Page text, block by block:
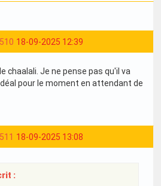
18-09-2025 12:39
chaalali. Je ne pense pas qu'il va
pour le moment en attendant de
18-09-2025 13:08
: